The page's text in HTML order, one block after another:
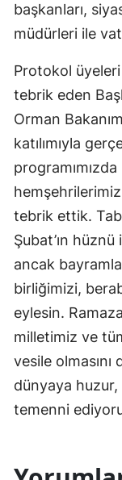
başkanları,
müdürleri ile
Protokol üyeleri
tebrik eden
Orman
katılımıyla
tebrik ettik.
Şubat’ın
ancak
birliğimizi,
eylesin.
milletimiz ve
vesile olmasını
dünyaya
temenni